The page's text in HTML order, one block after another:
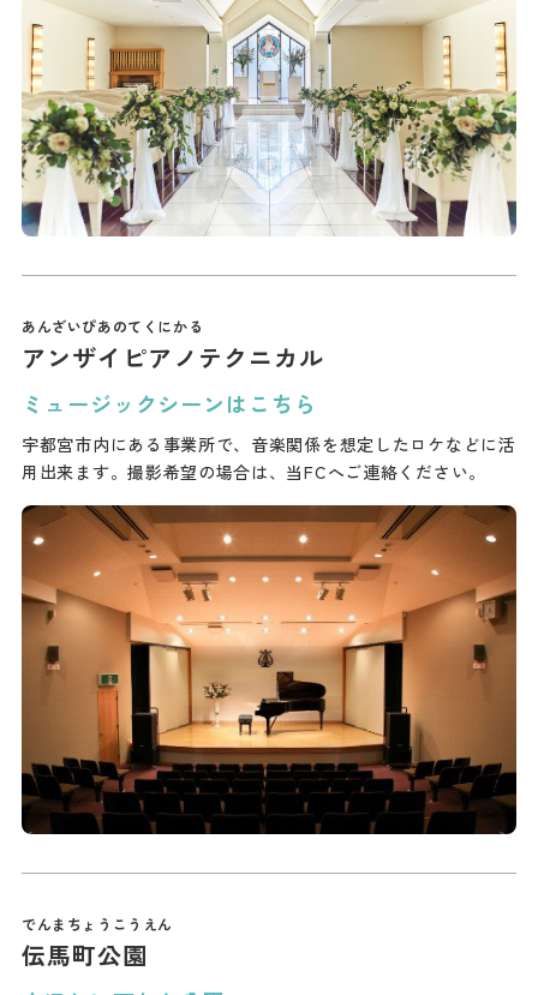
アンザイピアノテクニカル
ミュージックシーンはこちら
宇都宮市内にある事業所で、音楽関係を想定したロケなどに活
用出来ます。撮影希望の場合は、当FCへご連絡ください。
伝馬町公園